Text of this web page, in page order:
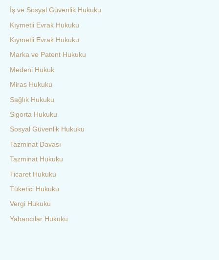
İş ve Sosyal Güvenlik Hukuku
Kıymetli Evrak Hukuku
Kıymetli Evrak Hukuku
Marka ve Patent Hukuku
Medeni Hukuk
Miras Hukuku
Sağlık Hukuku
Sigorta Hukuku
Sosyal Güvenlik Hukuku
Tazminat Davası
Tazminat Hukuku
Ticaret Hukuku
Tüketici Hukuku
Vergi Hukuku
Yabancılar Hukuku